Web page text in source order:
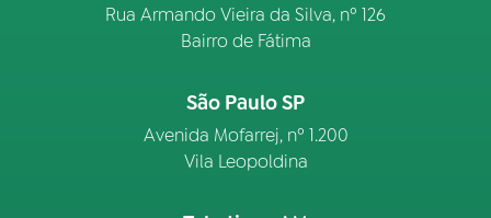
Rua Armando Vieira da Silva, nº 126
Bairro de Fátima
São Paulo SP
Avenida Mofarrej, nº 1.200
Vila Leopoldina